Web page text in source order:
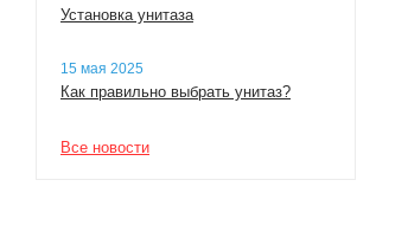
Установка унитаза
15 мая 2025
Как правильно выбрать унитаз?
Все новости